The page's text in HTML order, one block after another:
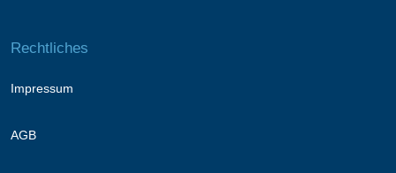
Rechtliches
Impressum
AGB